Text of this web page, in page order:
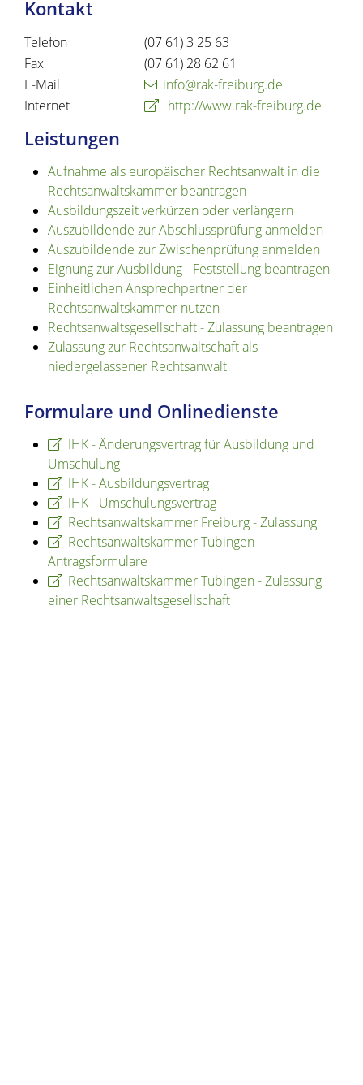
Kontakt
Telefon (07 61) 3 25 63
Fax
(07 61) 28 62 61
E-Mail
info@rak-freiburg.de
Internet
http://www.rak-freiburg.de
Leistungen
Aufnahme als europäischer Rechtsanwalt in die
Rechtsanwaltskammer beantragen
Ausbildungszeit verkürzen oder verlängern
Auszubildende zur Abschlussprüfung anmelden
Auszubildende zur Zwischenprüfung anmelden
Eignung zur Ausbildung - Feststellung beantragen
Einheitlichen Ansprechpartner der
Rechtsanwaltskammer nutzen
Rechtsanwaltsgesellschaft - Zulassung beantragen
Zulassung zur Rechtsanwaltschaft als
niedergelassener Rechtsanwalt
Formulare und Onlinedienste
IHK - Änderungsvertrag für Ausbildung und
Umschulung
IHK - Ausbildungsvertrag
IHK - Umschulungsvertrag
Rechtsanwaltskammer Freiburg - Zulassung
Rechtsanwaltskammer Tübingen -
Antragsformulare
Rechtsanwaltskammer Tübingen - Zulassung
einer Rechtsanwaltsgesellschaft